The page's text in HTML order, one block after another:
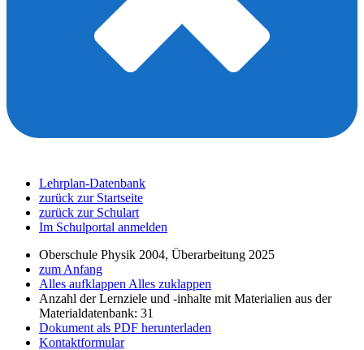
Lehrplan-Datenbank
zurück zur Startseite
zurück zur Schulart
Im Schulportal anmelden
Oberschule Physik 2004, Überarbeitung 2025
zum Anfang
Alles aufklappen Alles zuklappen
Anzahl der Lernziele und -inhalte mit Materialien aus der
Materialdatenbank: 31
Dokument als PDF herunterladen
Kontaktformular